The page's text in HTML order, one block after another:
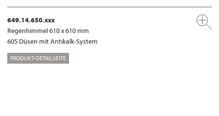
649.14.650.xxx
Regenhimmel 610 x 610 mm
605 Düsen mit Antikalk-System
PRODUKT-DETAILSEITE